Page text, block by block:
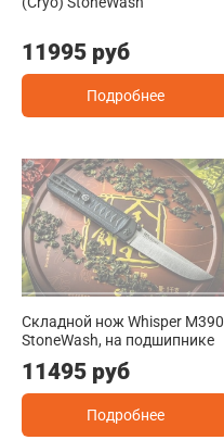
11995 руб
Подробнее
Складной нож Whisper M390
StoneWash, на подшипнике
11495 руб
Подробнее